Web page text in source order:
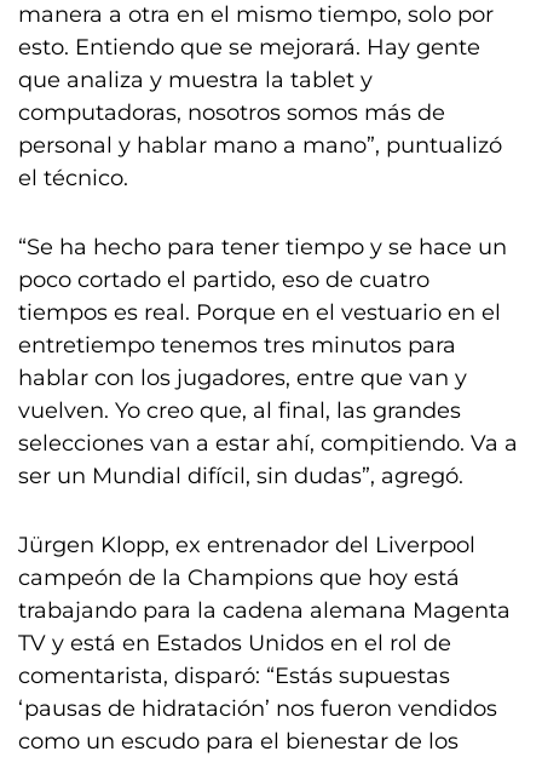
manera a otra en el mismo tiempo, solo por
esto. Entiendo que se mejorará. Hay gente
que analiza y muestra la tablet y
computadoras, nosotros somos más de
personal y hablar mano a mano”, puntualizó
el técnico.
“Se ha hecho para tener tiempo y se hace un
poco cortado el partido, eso de cuatro
tiempos es real. Porque en el vestuario en el
entretiempo tenemos tres minutos para
hablar con los jugadores, entre que van y
vuelven. Yo creo que, al final, las grandes
selecciones van a estar ahí, compitiendo. Va a
ser un Mundial difícil, sin dudas”, agregó.
Jürgen Klopp, ex entrenador del Liverpool
campeón de la Champions que hoy está
trabajando para la cadena alemana Magenta
TV y está en Estados Unidos en el rol de
comentarista, disparó: “Estás supuestas
‘pausas de hidratación’ nos fueron vendidos
como un escudo para el bienestar de los